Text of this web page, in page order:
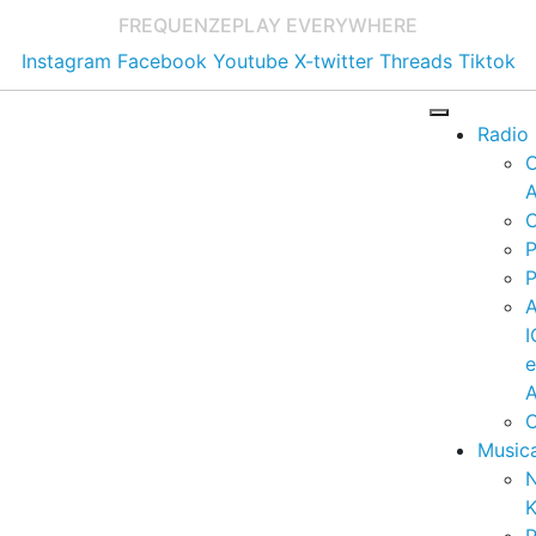
FREQUENZEPLAY EVERYWHERE
Instagram Facebook Youtube X-twitter Threads Tiktok
Radio
e